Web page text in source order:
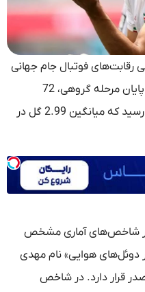
رقابت‌های فوتبال جام جهانی
2026 صبح امروز به پایان رسید. در پایان مرحله گروهی، 72
مسابقه برگزار شد و 215 گل به ثمر رسید که میانگین 2.99 گل در
در شاخص‌های آماری مشخص
هوایی» نام مهدی
قرار دارد. در شاخص